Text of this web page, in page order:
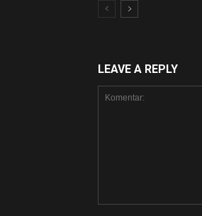
LEAVE A REPLY